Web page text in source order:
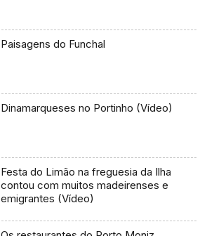
Paisagens do Funchal
Dinamarqueses no Portinho (Vídeo)
Festa do Limão na freguesia da Ilha
contou com muitos madeirenses e
emigrantes (Vídeo)